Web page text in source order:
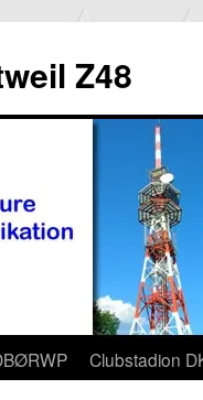
Z48
Clubstadion